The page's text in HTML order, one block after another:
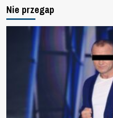
Nie przegap